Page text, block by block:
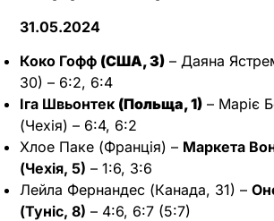
31.05.2024
Коко Гофф (США, 3) – Даяна
30) – 6:2, 6:4
Іга Швьонтек (Польща, 1) – Маріє
(Чехія) – 6:4, 6:2
Хлое Паке (Франція) – Маркета
(Чехія, 5) – 1:6, 3:6
Лейла Фернандес (Канада, 31) –
(Туніс, 8) – 4:6, 6:7 (5:7)